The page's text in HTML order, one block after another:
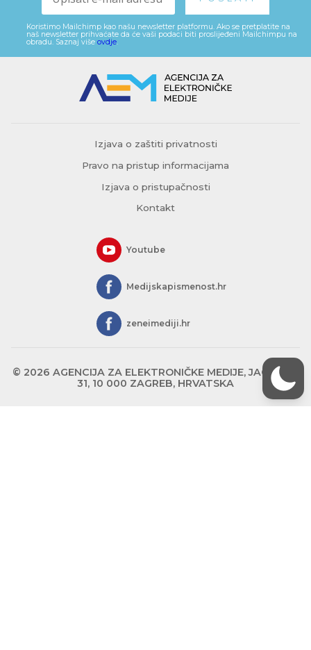
Koristimo Mailchimp kao našu newsletter platformu. Ako se pretplatite na
naš newsletter prihvaćate da će vaši podaci biti proslijeđeni Mailchimpu na
obradu. Saznaj više ovdje.
Izjava o zaštiti privatnosti
Pravo na pristup informacijama
Izjava o pristupačnosti
Kontakt
Youtube
Medijskapismenost.hr
zeneimediji.hr
© 2026 AGENCIJA ZA ELEKTRONIČKE MEDIJE, JAGIĆEVA
31, 10 000 ZAGREB, HRVATSKA